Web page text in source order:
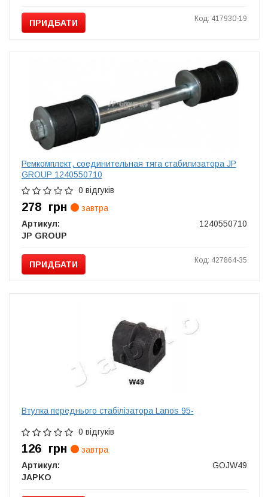
ПРИДБАТИ Код: 417930-19
Ремкомплект, соединительная тяга стабилизатора JP
GROUP 1240550710
0 відгуків
278 грн
завтра
Артикул:
1240550710
JP GROUP
ПРИДБАТИ Код: 427864-35
Втулка переднього стабілізатора Lanos 95-
0 відгуків
126 грн
завтра
Артикул:
GOJW49
JAPKO